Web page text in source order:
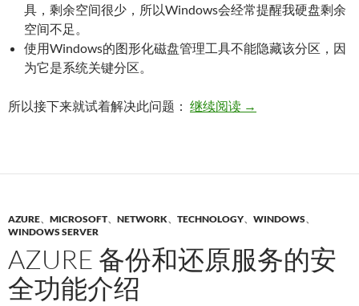
具，剩余空间很少，所以Windows会经常提醒我硬盘剩余
空间不足。
使用Windows的图形化磁盘管理工具不能隐藏该分区，因
为它是系统关键分区。
所以接下来就试着解决此问题： 继续阅读隐藏 Windows 10 恢
→
AZURE、 MICROSOFT、 NETWORK、 TECHNOLOGY、 WINDOWS、
WINDOWS SERVER
AZURE 备份和还原服务的安
全功能介绍